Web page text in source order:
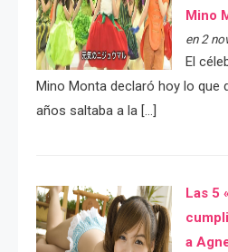
Mino
en 2
El
Mino Monta declaró hoy lo que
años saltaba a la […]
Las 5
a